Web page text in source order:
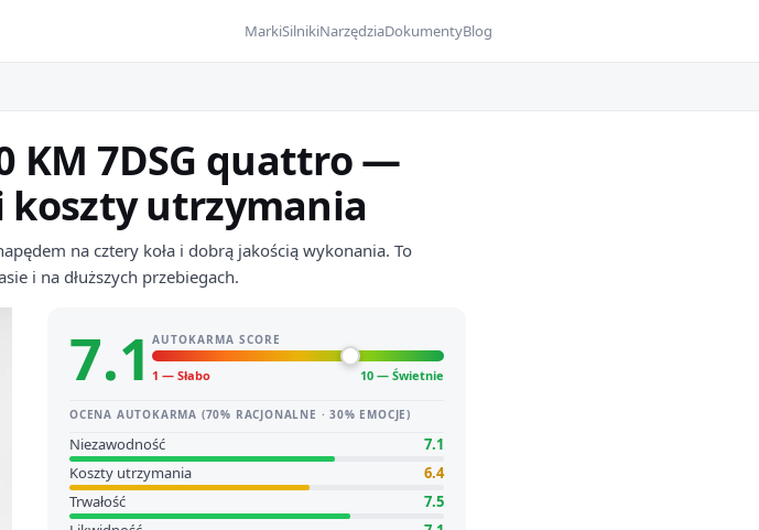
MarkiSilnikiNarzędziaDokumentyBlog
KM 7DSG quattro —
koszty utrzymania
na cztery koła i dobrą jakością wykonania. To
i na dłuższych przebiegach.
7.1 AUTOKARMA SCORE
1 — Słabo 10 — Świetnie
OCENA AUTOKARMA (70% RACJONALNE · 30% EMOCJE)
Niezawodność
7.1
Koszty utrzymania
6.4
Trwałość
7.5